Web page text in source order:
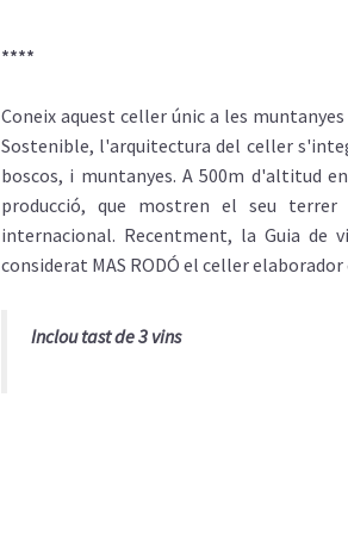
****
Coneix aquest celler únic a les
Sostenible, l'arquitectura del celler
boscos, i muntanyes. A 500m d'altitud
producció, que mostren el seu
internacional. Recentment, la Guia de
considerat MAS RODÓ el celler
Inclou tast de 3 vins